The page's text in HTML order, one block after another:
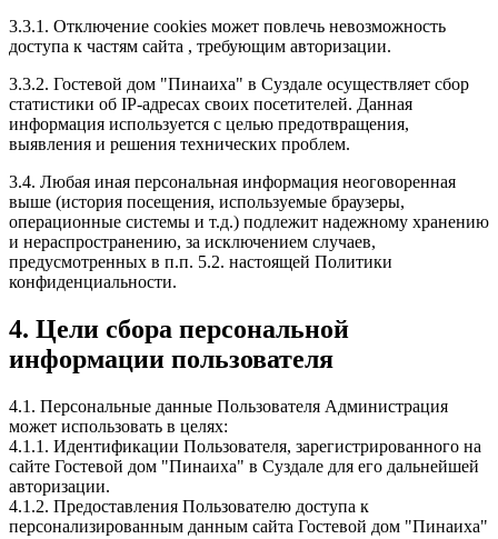
3.3.1. Отключение cookies может повлечь невозможность
доступа к частям сайта , требующим авторизации.
3.3.2. Гостевой дом "Пинаиха" в Суздале осуществляет сбор
статистики об IP-адресах своих посетителей. Данная
информация используется с целью предотвращения,
выявления и решения технических проблем.
3.4. Любая иная персональная информация неоговоренная
выше (история посещения, используемые браузеры,
операционные системы и т.д.) подлежит надежному хранению
и нераспространению, за исключением случаев,
предусмотренных в п.п. 5.2. настоящей Политики
конфиденциальности.
4. Цели сбора персональной
информации пользователя
4.1. Персональные данные Пользователя Администрация
может использовать в целях:
4.1.1. Идентификации Пользователя, зарегистрированного на
сайте Гостевой дом "Пинаиха" в Суздале для его дальнейшей
авторизации.
4.1.2. Предоставления Пользователю доступа к
персонализированным данным сайта Гостевой дом "Пинаиха"